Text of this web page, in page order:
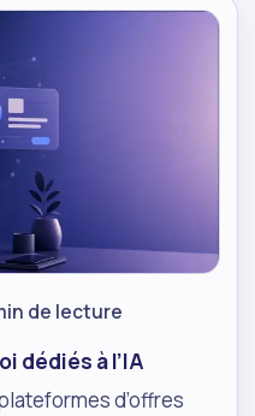
de lecture
dédiés à l’IA
d’offres